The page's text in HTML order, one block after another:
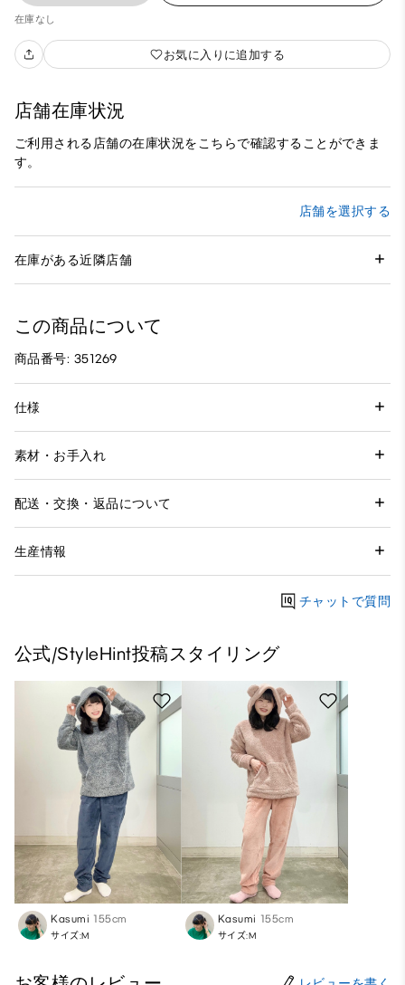
在庫なし
お気に入りに追加する
店舗在庫状況
ご利用される店舗の在庫状況をこちらで確認することができま
す。
店舗を選択する
在庫がある近隣店舗
この商品について
商品番号: 351269
仕様
素材・お手入れ
配送・交換・返品について
生産情報
チャットで質問
公式/StyleHint投稿スタイリング
Kasumi 155cm
サイズ:M
Kasumi 155cm
サイズ:M